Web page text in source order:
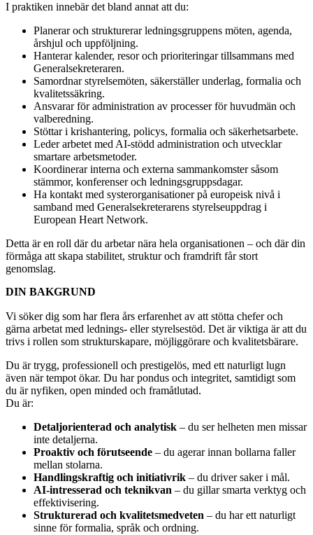
I praktiken innebär det bland annat att du:
Planerar och strukturerar ledningsgruppens möten, agenda,
årshjul och uppföljning.
Hanterar kalender, resor och prioriteringar tillsammans med
Generalsekreteraren.
Samordnar styrelsemöten, säkerställer underlag, formalia och
kvalitetssäkring.
Ansvarar för administration av processer för huvudmän och
valberedning.
Stöttar i krishantering, policys, formalia och säkerhetsarbete.
Leder arbetet med AI-stödd administration och utvecklar
smartare arbetsmetoder.
Koordinerar interna och externa sammankomster såsom
stämmor, konferenser och ledningsgruppsdagar.
Ha kontakt med systerorganisationer på europeisk nivå i
samband med Generalsekreterarens styrelseuppdrag i
European Heart Network.
Detta är en roll där du arbetar nära hela organisationen – och där din
förmåga att skapa stabilitet, struktur och framdrift får stort
genomslag.
DIN BAKGRUND
Vi söker dig som har flera års erfarenhet av att stötta chefer och
gärna arbetat med lednings- eller styrelsestöd. Det är viktiga är att du
trivs i rollen som strukturskapare, möjliggörare och kvalitetsbärare.
Du är trygg, professionell och prestigelös, med ett naturligt lugn
även när tempot ökar. Du har pondus och integritet, samtidigt som
du är nyfiken, open minded och framåtlutad.
Du är:
Detaljorienterad och analytisk – du ser helheten men missar
inte detaljerna.
Proaktiv och förutseende – du agerar innan bollarna faller
mellan stolarna.
Handlingskraftig och initiativrik – du driver saker i mål.
AI-intresserad och teknikvan – du gillar smarta verktyg och
effektivisering.
Strukturerad och kvalitetsmedveten – du har ett naturligt
sinne för formalia, språk och ordning.